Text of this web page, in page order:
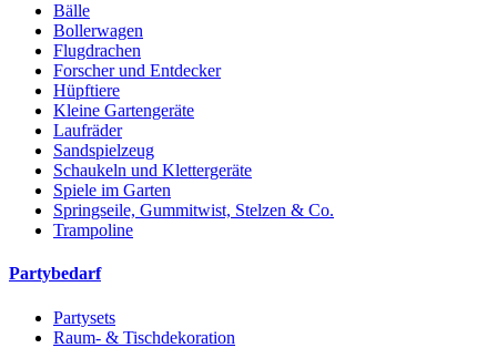
Bälle
Bollerwagen
Flugdrachen
Forscher und Entdecker
Hüpftiere
Kleine Gartengeräte
Laufräder
Sandspielzeug
Schaukeln und Klettergeräte
Spiele im Garten
Springseile, Gummitwist, Stelzen & Co.
Trampoline
Partybedarf
Partysets
Raum- & Tischdekoration